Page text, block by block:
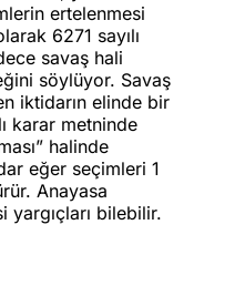
ertelenmesi
6271 sayılı
savaş hali
söylüyor. Savaş
iktidarın elinde bir
karar metninde
halinde
eğer seçimleri 1
Anayasa
yargıçları bilebilir.